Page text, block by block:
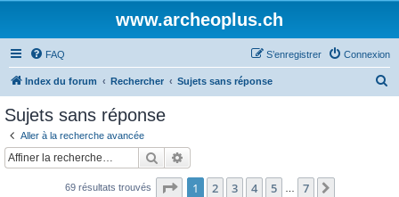
www.archeoplus.ch
FAQ Connexion
S’enregistrer
Index du forum Rechercher Sujets sans réponse
Sujets sans réponse
Aller à la recherche avancée
Rechercher
69 résultats trouvés Page 1sur7
1 2 3 4 5 7